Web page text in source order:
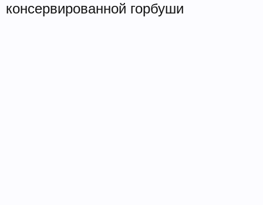
консервированной горбуши